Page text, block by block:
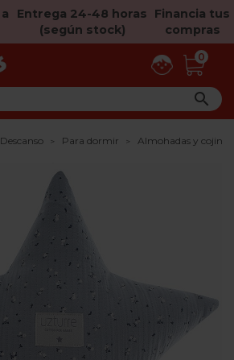
Entrega 24-48 horas
(según stock)
Financia tus
compras
0

Para dormir Almohadas y cojines